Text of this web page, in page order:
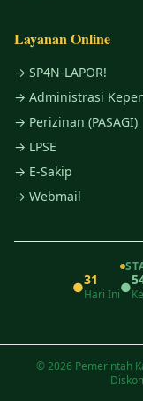
Layanan Online
→ SP4N-LAPOR!
→ Administrasi
→ Perizinan (PASAGI)
→ LPSE
→ E-Sakip
→ Webmail
●31
Hari Ini●
© 2026 Pemerintah